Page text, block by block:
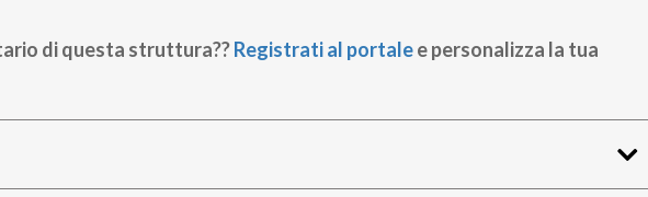
di questa struttura??Registrati al portalee personalizza la tua